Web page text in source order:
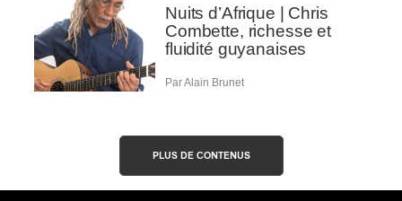
Nuits d’Afrique | Chris
Combette, richesse et
fluidité guyanaises
Par Alain Brunet
PLUS DE CONTENUS